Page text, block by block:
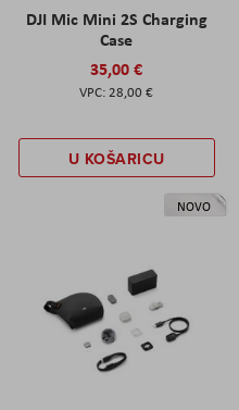
DJI Mic Mini 2S Charging
Case
35,00 €
28,00 €
U KOŠARICU
NOVO